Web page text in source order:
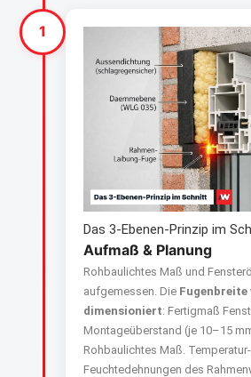
1
Das 3-Ebenen-Prinzip im
Aufmaß & Planung
Rohbaulichtes Maß und
aufgemessen. Die
dimensioniert: Fertigmaß
Montageüberstand (je 10–15
Rohbaulichtes Maß.
Feuchtedehnungen des